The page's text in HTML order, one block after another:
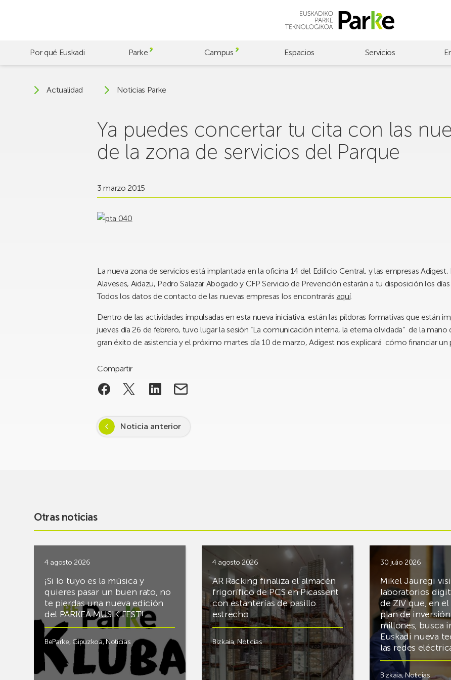
Por qué Euskadi Parke Campus Espacios Servicios
Actualidad Noticias Parke
Ya puedes concertar tu cita con las
de la zona de servicios del Parque
3 marzo 2015
La nueva zona de servicios está implantada en la oficina 14 del Edificio Central, y las empresas
Alaveses, Aidazu, Pedro Salazar Abogado y CFP Servicio de Prevención estarán a tu disposición los
Todos los datos de contacto de las nuevas empresas los encontrarás aquí.
Dentro de las actividades impulsadas en esta nueva iniciativa, están las píldoras formativas que están
jueves día 26 de febrero, tuvo lugar la sesión “La comunicación interna, la eterna olvidada” de la mano
gran éxito de asistencia y el próximo martes día 10 de marzo, Adigest nos explicará cómo financiar
Compartir
Noticia anterior
Otras noticias
4 agosto 2026
¡Si lo tuyo es la música y
quieres pasar un buen rato, no
te pierdas una nueva edición
del PARKEA MUSIK FEST!
BeParke, Gipuzkoa,Noticias
4 agosto 2026
AR Racking finaliza el almacén
frigorífico de PCS en Picassent
con estanterías de pasillo
estrecho
Bizkaia,Noticias
30 julio 2026
Mikel Jauregi
laboratorios
de ZIV que, en
plan de
millones, busca
Euskadi nueva
las redes
Bizkaia,Noticias